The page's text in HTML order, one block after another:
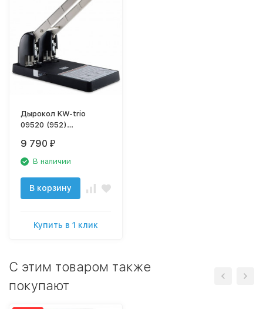
Дырокол KW-trio
09520 (952)
9 790 ₽
В наличии
В корзину
Купить в 1 клик
C этим товаром также
покупают